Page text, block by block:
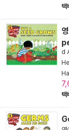
택
d
택